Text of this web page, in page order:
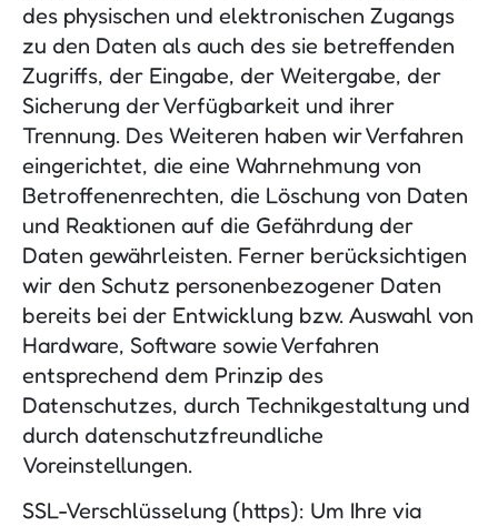
des physischen und elektronischen Zugangs
zu den Daten als auch des sie betreffenden
Zugriffs, der Eingabe, der Weitergabe, der
Sicherung der Verfügbarkeit und ihrer
Trennung. Des Weiteren haben wir Verfahren
eingerichtet, die eine Wahrnehmung von
Betroffenenrechten, die Löschung von Daten
und Reaktionen auf die Gefährdung der
Daten gewährleisten. Ferner berücksichtigen
wir den Schutz personenbezogener Daten
bereits bei der Entwicklung bzw. Auswahl von
Hardware, Software sowie Verfahren
entsprechend dem Prinzip des
Datenschutzes, durch Technikgestaltung und
durch datenschutzfreundliche
Voreinstellungen.
SSL-Verschlüsselung (https): Um Ihre via